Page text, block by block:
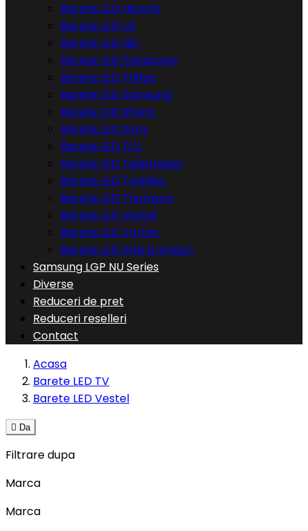
Barete LED Hitachi
Barete LED LG
Barete LED NEI
Barete LED Panasonic
Barete LED Philips
Barete LED Samsung
Barete LED Sharp
Barete LED Sony
Barete LED TCL
Barete LED Telefunken
Barete LED Toshiba
Barete LED Thomson
Barete LED Vestel
Barete LED Vortex
Barete LED Alte branduri
Samsung LGP NU Series
Diverse
Reduceri de pret
Reduceri reselleri
Contact
Acasa
Barete LED TV
Barete LED Vestel
 Da
Filtrare dupa
Marca
Marca